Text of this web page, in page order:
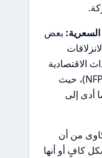
السعرية: بعض
الاقتصادية
الكبرى، مثل تقرير الوظائف (NFP)، حيث
أدى إلى
من أن
كافٍ أو أنها